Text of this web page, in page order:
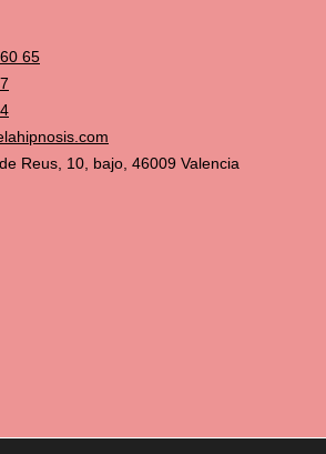
65
Reus, 10, bajo, 46009 Valencia